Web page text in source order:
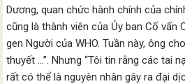
Dương, quan chức hành chính của
cũng là thành viên của Ủy ban Cố vấn
gen Người của WHO. Tuần này, ông
thuyết …”. Nhưng “Tôi tin rằng các tai
rất có thể là nguyên nhân gây ra đại